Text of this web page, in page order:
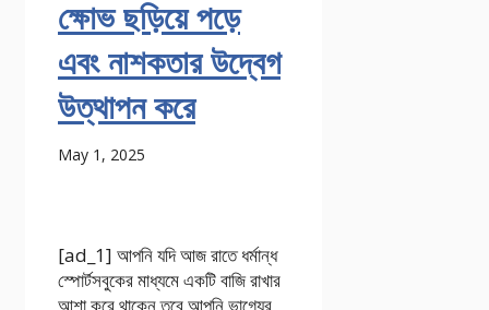
ক্ষোভ ছড়িয়ে পড়ে
এবং নাশকতার উদ্বেগ
উত্থাপন করে
May 1, 2025
[ad_1] আপনি যদি আজ রাতে ধর্মান্ধ
স্পোর্টসবুকের মাধ্যমে একটি বাজি রাখার